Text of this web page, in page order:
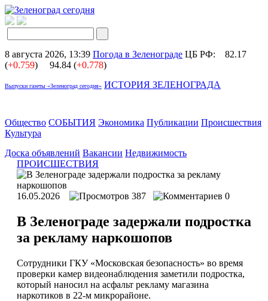
8 августа 2026, 13:39 Погода в Зеленограде ЦБ РФ:
82.17
(+0.759) 94.84 (+0.778)
Выпуски газеты «Зеленоград сегодня» ИСТОРИЯ ЗЕЛЕНОГРАДА
Общество СОБЫТИЯ Экономика Публикации Происшествия
Культура
Доска объявлений Вакансии Недвижимость
ПРОИСШЕСТВИЯ
16.05.2026 387 0
В Зеленограде задержали подростка
за рекламу наркошопов
Сотрудники ГКУ «Московская безопасность» во время
проверки камер видеонаблюдения заметили подростка,
который наносил на асфальт рекламу магазина
наркотиков в 22-м микрорайоне.